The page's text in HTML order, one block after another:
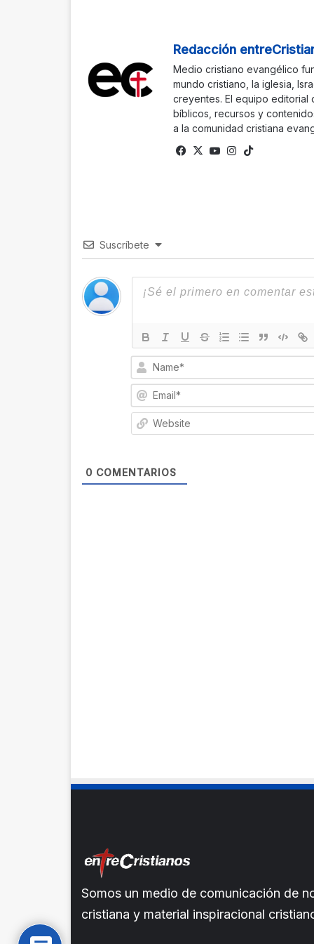
Redacción
Medio cristiano evangélico
mundo cristiano, la iglesia,
creyentes. El equipo editorial
bíblicos, recursos y
a la comunidad cristiana
Fa
X
Yo Ins
Suscríbete
0 COMENTARIOS
Somos un medio de comunicación de
cristiana y material inspiracional